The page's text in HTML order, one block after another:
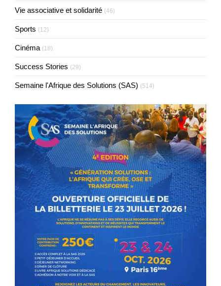
Vie associative et solidarité (46)
Sports (12)
Cinéma (18)
Success Stories (29)
Semaine l'Afrique des Solutions (SAS) (514)